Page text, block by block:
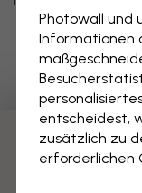
Weitere
Photowall und
Informationen
entscheidest,
zusätzlich zu
erforderlichen